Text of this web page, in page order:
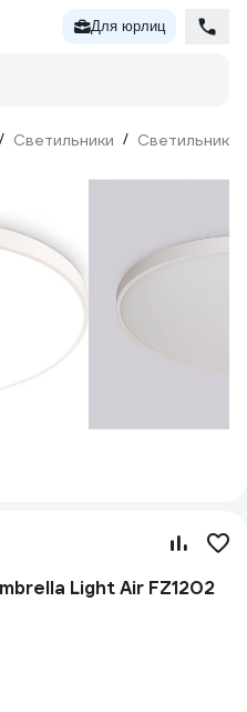
Для юрлиц
/ Светильники / Светильники
Light Air FZ1202